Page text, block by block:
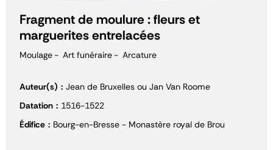
Fragment de moulure : fleurs et
marguerites entrelacées
Moulage Art funéraire Arcature
Auteur(s)
Jean de Bruxelles ou Jan Van Roome
Datation
1516-1522
Édifice
Bourg-en-Bresse - Monastère royal de Brou